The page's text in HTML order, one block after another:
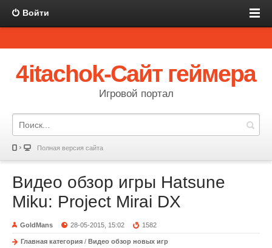
Войти
4itachok-Сайт геймера
Игровой портал
Полная версия сайта
Видео обзор игры Hatsune
Miku: Project Mirai DX
GoldMans 28-05-2015, 15:02 1582
Главная категория / Видео обзор новых игр